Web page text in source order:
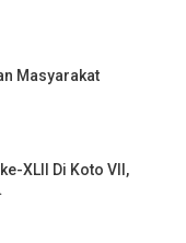
Masyarakat
XLII Di Koto VII,